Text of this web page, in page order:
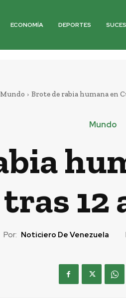
ECONOMÍA DEPORTES
Mundo Brote de rabia humana en
Mundo
12
Por: Noticiero De Venezuela